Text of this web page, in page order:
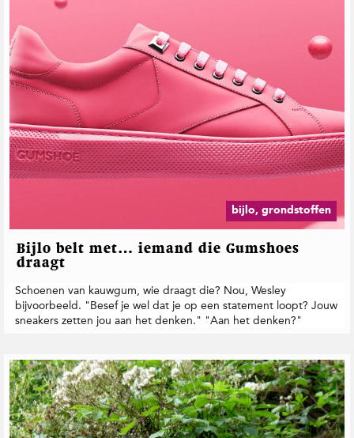
bijlo, grondstoffen
Bijlo belt met… iemand die Gumshoes
draagt
Schoenen van kauwgum, wie draagt die? Nou, Wesley
bijvoorbeeld. "Besef je wel dat je op een statement loopt? Jouw
sneakers zetten jou aan het denken." "Aan het denken?"